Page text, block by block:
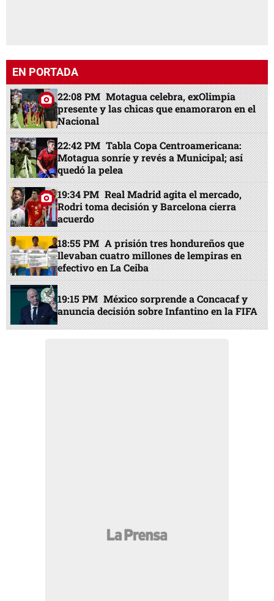
EN PORTADA
22:08 PM Motagua celebra, exOlimpia
presente y las chicas que enamoraron en el
Nacional
22:42 PM Tabla Copa Centroamericana:
Motagua sonríe y revés a Municipal; así
quedó la pelea
19:34 PM Real Madrid agita el mercado,
Rodri toma decisión y Barcelona cierra
acuerdo
18:55 PM A prisión tres hondureños que
llevaban cuatro millones de lempiras en
efectivo en La Ceiba
19:15 PM México sorprende a Concacaf y
anuncia decisión sobre Infantino en la FIFA